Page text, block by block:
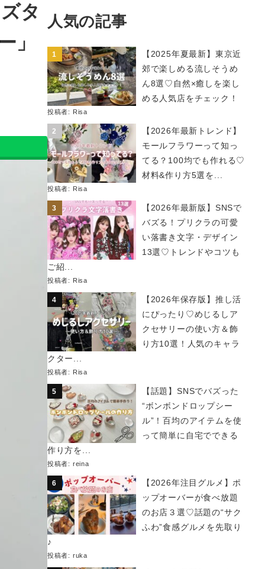
タ
」
人気の記事
【2025年夏最新】東京近
郊で楽しめる流しそうめ
ん8選♡自然×癒しを楽し
める人気店をチェック！
投稿者: Risa
【2026年最新トレンド】
モールフラワーって知っ
てる？100均でも作れる♡
材料&作り方5選を...
投稿者: Risa
【2026年最新版】SNSで
バズる！プリクラの可愛
い落書き文字・デザイン
13選♡トレンドやコツも
ご紹...
投稿者: Risa
【2026年保存版】推し活
にぴったり♡めじるしア
クセサリーの使い方＆飾
り方10選！人気のキャラ
クター...
投稿者: Risa
【話題】SNSでバズった
“ボンボンドロップシー
ル”！百均のアイテムを使
って簡単に自宅でできる
作り方を...
投稿者: reina
【2026年注目グルメ】ポ
ップオーバーが食べ放題
のお店３選♡話題の“サク
ふわ”食感グルメを先取り
♪
投稿者: ruka